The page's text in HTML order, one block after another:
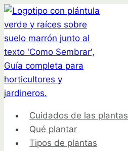
Saltar
al
contenido
Cuidados de las plantas
Qué plantar
Tipos de plantas